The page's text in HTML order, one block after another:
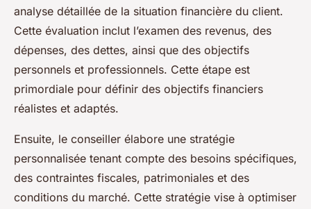
analyse détaillée de la situation financière du client.
Cette évaluation inclut l’examen des revenus, des
dépenses, des dettes, ainsi que des objectifs
personnels et professionnels. Cette étape est
primordiale pour définir des objectifs financiers
réalistes et adaptés.
Ensuite, le conseiller élabore une stratégie
personnalisée tenant compte des besoins spécifiques,
des contraintes fiscales, patrimoniales et des
conditions du marché. Cette stratégie vise à optimiser